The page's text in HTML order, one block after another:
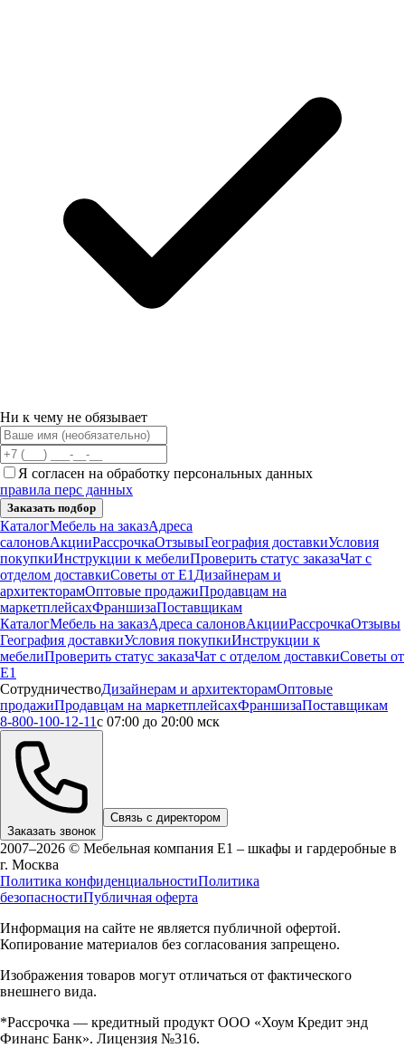
Ни к чему не обязывает
Я согласен на обработку персональных данных
правила перс данных
Заказать подбор
КаталогМебель на заказАдреса
салоновАкцииРассрочкаОтзывыГеография доставкиУсловия
покупкиИнструкции к мебелиПроверить статус заказаЧат с
отделом доставкиСоветы от Е1 Дизайнерам и
архитекторамОптовые продажиПродавцам на
маркетплейсахФраншизаПоставщикам
КаталогМебель на заказАдреса салоновАкцииРассрочкаОтзывы
География доставкиУсловия покупкиИнструкции к
мебелиПроверить статус заказаЧат с отделом доставкиСоветы от
Е1
СотрудничествоДизайнерам и архитекторамОптовые
продажиПродавцам на маркетплейсахФраншизаПоставщикам
8-800-100-12-11с 07:00 до 20:00 мск
Заказать звонок
Связь с директором
2007–2026 © Мебельная компания Е1 – шкафы и гардеробные в
г. Москва
Политика конфиденциальностиПолитика
безопасностиПубличная оферта
Информация на сайте не является публичной офертой.
Копирование материалов без согласования запрещено.
Изображения товаров могут отличаться от фактического
внешнего вида.
*Рассрочка — кредитный продукт ООО «Хоум Кредит энд
Финанс Банк». Лицензия №316.